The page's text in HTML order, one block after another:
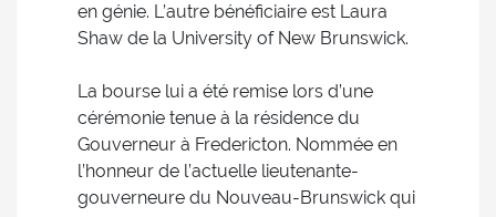
en génie. L’autre bénéficiaire est Laura
Shaw de la University of New Brunswick.
La bourse lui a été remise lors d’une
cérémonie tenue à la résidence du
Gouverneur à Fredericton. Nommée en
l’honneur de l’actuelle lieutenante-
gouverneure du Nouveau-Brunswick qui